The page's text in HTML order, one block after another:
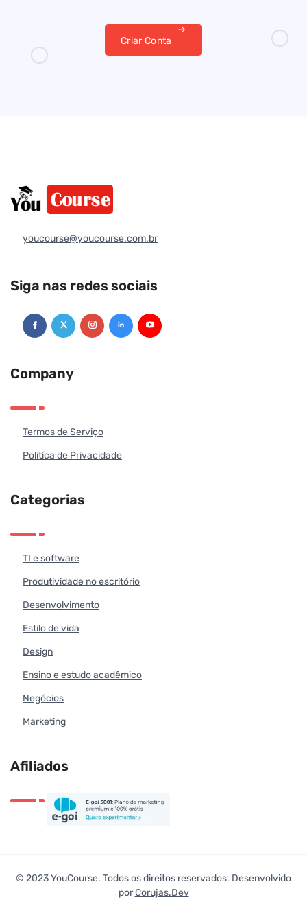
Criar Conta
youcourse@youcourse.com.br
Siga nas redes sociais
Company
Termos de Serviço
Politíca de Privacidade
Categorias
TI e software
Produtividade no escritório
Desenvolvimento
Estilo de vida
Design
Ensino e estudo acadêmico
Negócios
Marketing
Afiliados
© 2023 YouCourse. Todos os direitos reservados. Desenvolvido
porCorujas.Dev